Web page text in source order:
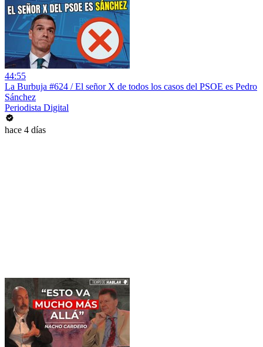
44:55
La Burbuja #624 / El señor X de todos los casos del PSOE es Pedro
Sánchez
Periodista Digital
hace 4 días